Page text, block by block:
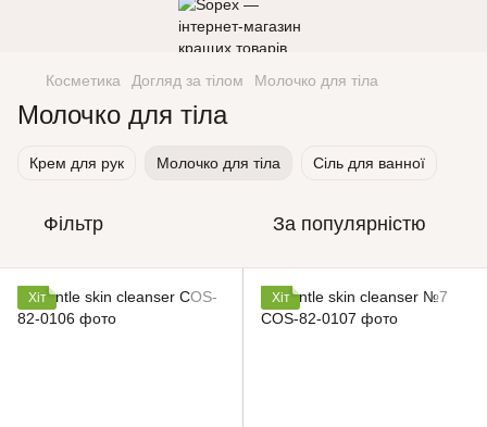
Косметика Догляд за тілом Молочко для тіла
Молочко для тіла
Крем для рук Молочко для тіла Сіль для ванної
Фільтр За популярністю
Хіт Хіт